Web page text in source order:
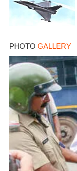
PHOTO GALLERY